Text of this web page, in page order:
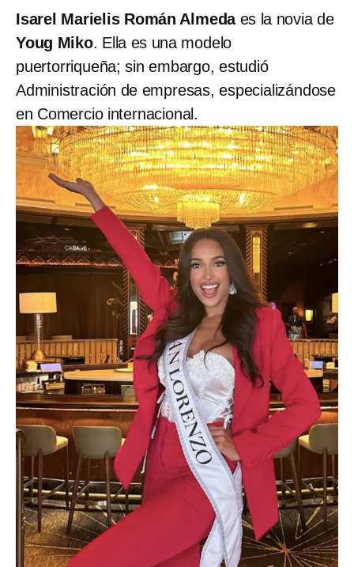
Isarel Marielis Román Almedaes la novia de
Youg Miko. Ella es una modelo
puertorriqueña; sin embargo, estudió
Administración de empresas, especializándose
en Comercio internacional.